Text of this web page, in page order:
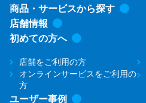
商品・サービスから探す
店舗情報
初めての方へ
店舗をご利用の方
オンラインサービスをご利用の
方
ユーザー事例